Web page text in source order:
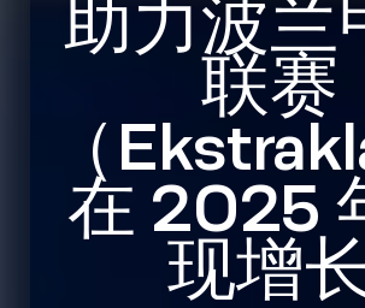
助力波兰
联赛
（
在 2025
现增